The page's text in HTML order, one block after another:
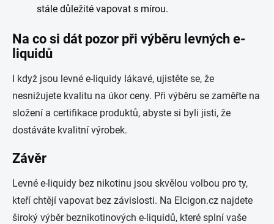
stále důležité vapovat s mírou.
Na co si dát pozor při výběru levných e-
liquidů
I když jsou levné e-liquidy lákavé, ujistěte se, že
nesnižujete kvalitu na úkor ceny. Při výběru se zaměřte na
složení a certifikace produktů, abyste si byli jisti, že
dostáváte kvalitní výrobek.
Závěr
Levné e-liquidy bez nikotinu jsou skvělou volbou pro ty,
kteří chtějí vapovat bez závislosti. Na Elcigon.cz najdete
široký výběr beznikotinových e-liquidů, které splní vaše